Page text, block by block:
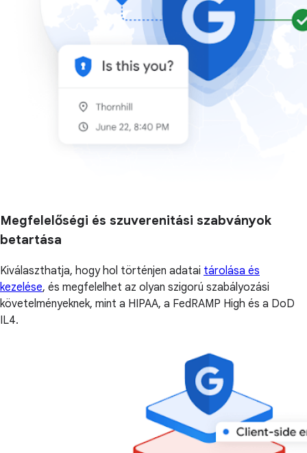
Megfelelőségi és szuverenitási szabványok
betartása
Kiválaszthatja, hogy hol történjen adatai tárolása és
kezelése, és megfelelhet az olyan szigorú szabályozási
követelményeknek, mint a HIPAA, a FedRAMP High és a DoD
IL4.